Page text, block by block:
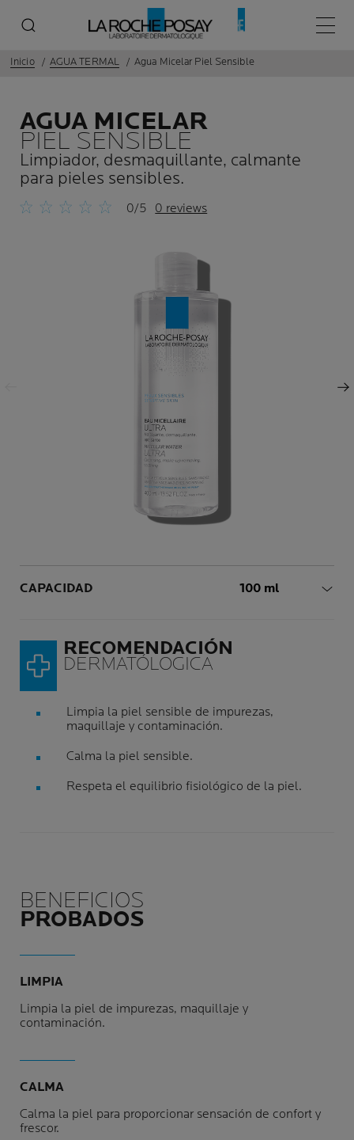
Menú
Inicio AGUA TERMAL Agua Micelar Piel Sensible
AGUA MICELAR
PIEL SENSIBLE
Limpiador, desmaquillante, calmante
para pieles sensibles.
0/5 0 reviews
Siguiente Panel
CAPACIDAD Volume
100 ml
RECOMENDACIÓN
DERMATÓLOGICA
Limpia la piel sensible de impurezas,
maquillaje y contaminación.
Calma la piel sensible.
Respeta el equilibrio fisiológico de la piel.
BENEFICIOS
PROBADOS
LIMPIA
Limpia la piel de impurezas, maquillaje y
contaminación.
CALMA
Calma la piel para proporcionar sensación de confort y
frescor.